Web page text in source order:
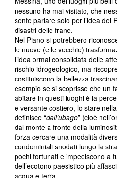
nessuno ha mai visitato, che
sente parlare solo per l’idea del
disastri delle frane.
Nel Piano si potrebbero
le nuove (e le vecchie)
l’idea ormai consolidata delle
rischio idrogeologico, ma
costituiscono la bellezza
esempio se si scoprisse che un
abitare in questi luoghi è la
e versante costiero, lo stare
definisce “dall’ubago” (cioè
dal monte a fronte della
forza cercare una modalità
condominiali snodati lungo la
pochi fortunati e impediscono a
dell’ecotono paesistico più
acqua e terra.